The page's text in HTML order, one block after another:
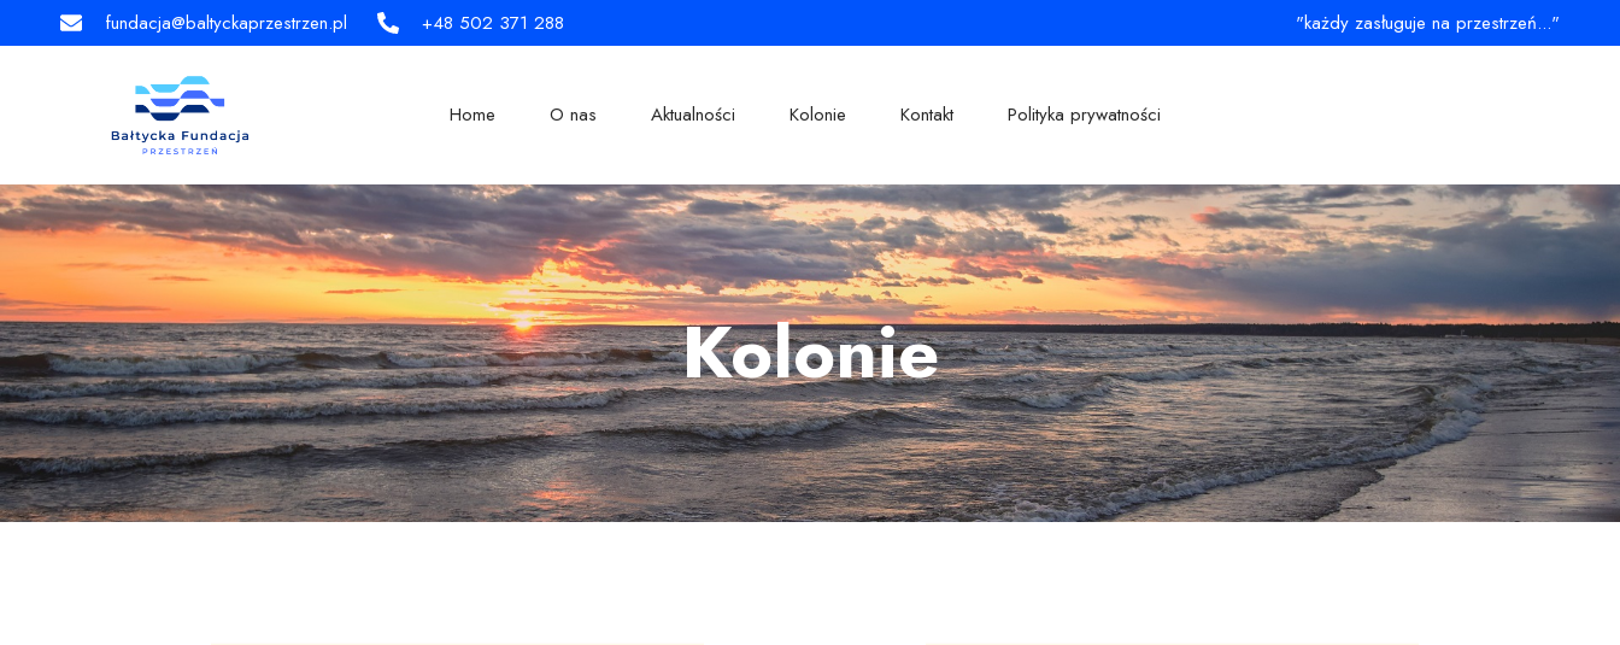
fundacja@baltyckaprzestrzen.pl +48 502 371 288 "każdy zasługuje na przestrzeń..."
Home O nas Aktualności Kolonie Kontakt Polityka prywatności
Kolonie